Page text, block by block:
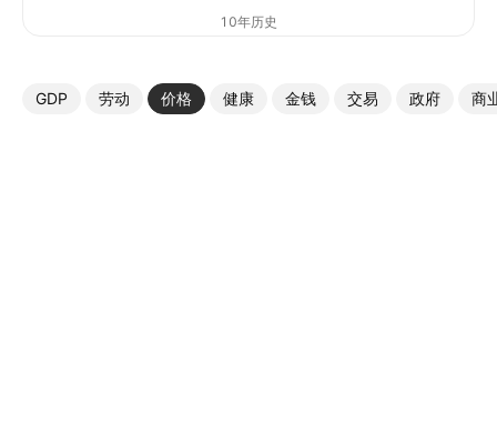
10年历史
GDP 劳动 价格 健康 金钱 交易 政府 商
更多